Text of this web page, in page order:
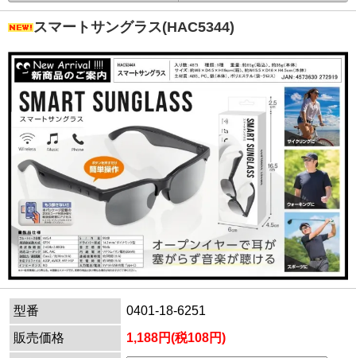
スマートサングラス(HAC5344)
型番
0401-18-6251
販売価格
1,188円(税108円)